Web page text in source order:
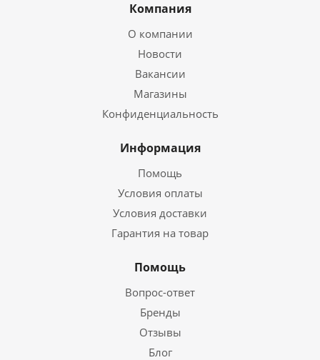
Компания
О компании
Новости
Вакансии
Магазины
Конфиденциальность
Информация
Помощь
Условия оплаты
Условия доставки
Гарантия на товар
Помощь
Вопрос-ответ
Бренды
Отзывы
Блог